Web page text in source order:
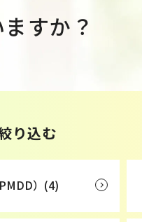
すか？
り込む
）(4)